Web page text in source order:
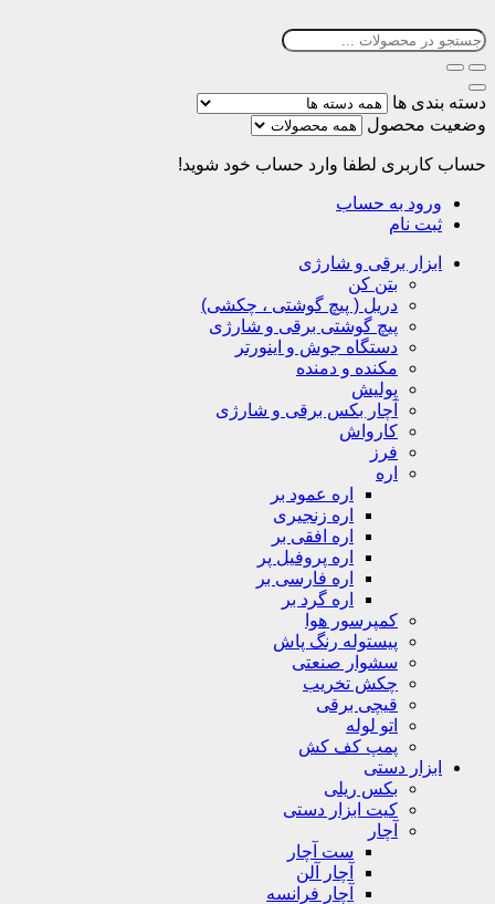
دسته بندی ها
وضعیت محصول
حساب کاربری لطفا وارد حساب خود شوید!
ورود به حساب
ثبت نام
ابزار برقی و شارژی
بتن کن
دریل ( پیچ گوشتی ، چکشی)
پیچ گوشتی برقی و شارژی
دستگاه جوش و اینورتر
مکنده و دمنده
پولیش
آچار بکس برقی و شارژی
کارواش
فرز
اره
اره عمود بر
اره زنجیری
اره افقی بر
اره پروفیل پر
اره فارسی بر
اره گرد بر
کمپرسور هوا
پیستوله رنگ پاش
سشوار صنعتی
چکش تخریب
قیچی برقی
اتو لوله
پمپ کف کش
ابزار دستی
بکس ریلی
کیت ابزار دستی
آچار
ست آچار
آچار آلن
آچار فرانسه